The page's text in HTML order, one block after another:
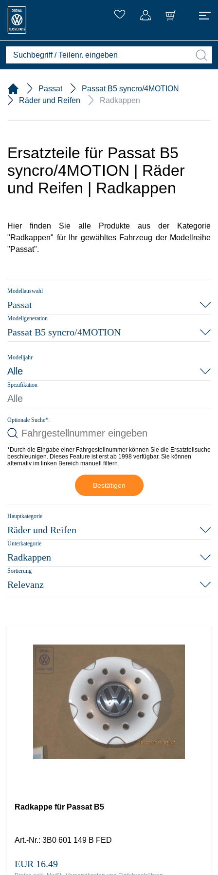
Passat
Passat B5 syncro/4MOTION
Räder und Reifen
Radkappen
Ersatzteile für Passat B5
syncro/4MOTION | Räder
und Reifen | Radkappen
Hier finden Sie alle Produkte aus der Kategorie
"Radkappen" für Ihr gewähltes Fahrzeug der Modellreihe
"Passat".
Modellauswahl
Passat
Modellgeneration
Passat B5 syncro/4MOTION
Modelljahr
Alle
Spezifikation
Alle
Optionale Suche*:
*Durch die Eingabe einer Fahrgestellnummer können Sie die Ersatzteilsuche
beschleunigen. Dieses Feature ist erst ab 1998 verfügbar. Sie können
alternativ im linken Bereich manuell filtern.
Bestätigen
Hauptkategorie
Räder und Reifen
Unterkategorie
Radkappen
Sortierung
Relevanz
Radkappe für Passat B5
Art.-Nr.: 3B0 601 149 B FED
EUR 16.49